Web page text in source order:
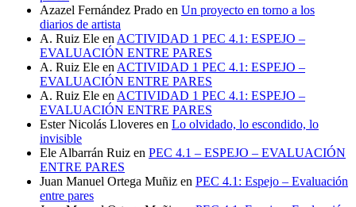
Azazel Fernández Prado en Un proyecto en torno a los
diarios de artista
A. Ruiz Ele en ACTIVIDAD 1 PEC 4.1: ESPEJO –
EVALUACIÓN ENTRE PARES
A. Ruiz Ele en ACTIVIDAD 1 PEC 4.1: ESPEJO –
EVALUACIÓN ENTRE PARES
A. Ruiz Ele en ACTIVIDAD 1 PEC 4.1: ESPEJO –
EVALUACIÓN ENTRE PARES
Ester Nicolás Lloveres en Lo olvidado, lo escondido, lo
invisible
Ele Albarrán Ruiz en PEC 4.1 – ESPEJO – EVALUACIÓN
ENTRE PARES
Juan Manuel Ortega Muñiz en PEC 4.1: Espejo – Evaluación
entre pares